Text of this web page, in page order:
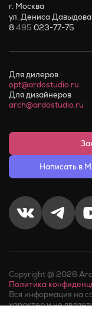
г. Москва
ул. Дениса
8495 023-77-75
Для дилеров
opt@ardostudio.ru
Для дизайнеров
arch@ardostudio.ru
Написать в
Copyright @ 2026
Политика
Вся информация на
характер и не